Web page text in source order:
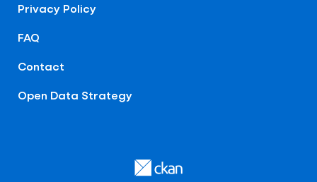
Privacy Policy
FAQ
Contact
Open Data Strategy